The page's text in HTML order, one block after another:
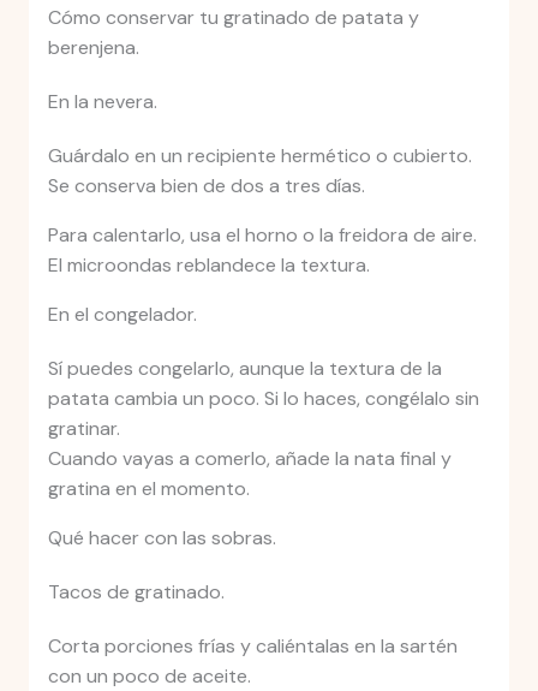
Cómo conservar tu gratinado de patata y
berenjena.
En la nevera.
Guárdalo en un recipiente hermético o cubierto.
Se conserva bien de dos a tres días.
Para calentarlo, usa el horno o la freidora de aire.
El microondas reblandece la textura.
En el congelador.
Sí puedes congelarlo, aunque la textura de la
patata cambia un poco. Si lo haces, congélalo sin
gratinar.
Cuando vayas a comerlo, añade la nata final y
gratina en el momento.
Qué hacer con las sobras.
Tacos de gratinado.
Corta porciones frías y caliéntalas en la sartén
con un poco de aceite.